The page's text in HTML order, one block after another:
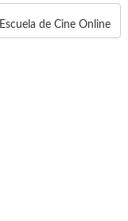
de Cine Online